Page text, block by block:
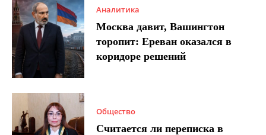
Аналитика
Москва давит, Вашингтон
торопит: Ереван оказался в
коридоре решений
Общество
Считается ли переписка в